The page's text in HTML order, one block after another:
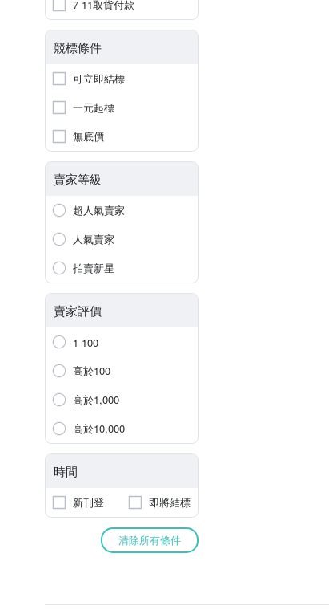
7-11取貨付款
競標條件
可立即結標
一元起標
無底價
賣家等級
超人氣賣家
人氣賣家
拍賣新星
賣家評價
1-100
高於100
高於1,000
高於10,000
時間
新刊登 即將結標
清除所有條件